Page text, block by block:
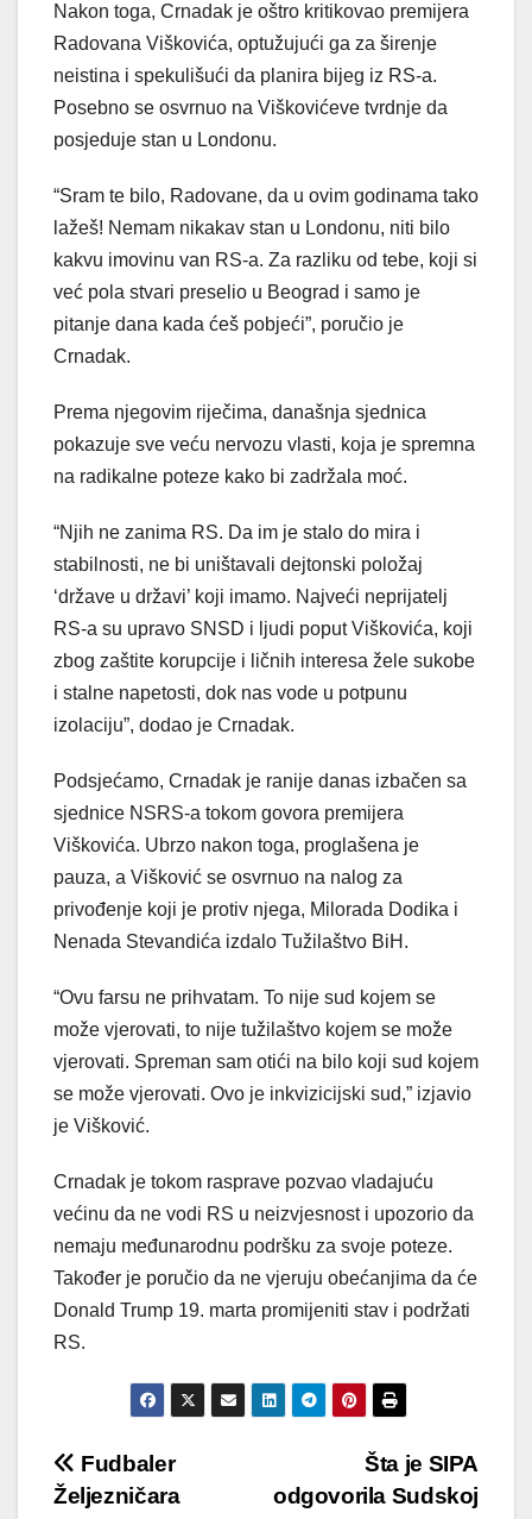
Nakon toga, Crnadak je oštro kritikovao premijera
Radovana Viškovića, optužujući ga za širenje
neistina i spekulišući da planira bijeg iz RS-a.
Posebno se osvrnuo na Viškovićeve tvrdnje da
posjeduje stan u Londonu.
“Sram te bilo, Radovane, da u ovim godinama tako
lažeš! Nemam nikakav stan u Londonu, niti bilo
kakvu imovinu van RS-a. Za razliku od tebe, koji si
već pola stvari preselio u Beograd i samo je
pitanje dana kada ćeš pobjeći”, poručio je
Crnadak.
Prema njegovim riječima, današnja sjednica
pokazuje sve veću nervozu vlasti, koja je spremna
na radikalne poteze kako bi zadržala moć.
“Njih ne zanima RS. Da im je stalo do mira i
stabilnosti, ne bi uništavali dejtonski položaj
‘države u državi’ koji imamo. Najveći neprijatelj
RS-a su upravo SNSD i ljudi poput Viškovića, koji
zbog zaštite korupcije i ličnih interesa žele sukobe
i stalne napetosti, dok nas vode u potpunu
izolaciju”, dodao je Crnadak.
Podsjećamo, Crnadak je ranije danas izbačen sa
sjednice NSRS-a tokom govora premijera
Viškovića. Ubrzo nakon toga, proglašena je
pauza, a Višković se osvrnuo na nalog za
privođenje koji je protiv njega, Milorada Dodika i
Nenada Stevandića izdalo Tužilaštvo BiH.
“Ovu farsu ne prihvatam. To nije sud kojem se
može vjerovati, to nije tužilaštvo kojem se može
vjerovati. Spreman sam otići na bilo koji sud kojem
se može vjerovati. Ovo je inkvizicijski sud,” izjavio
je Višković.
Crnadak je tokom rasprave pozvao vladajuću
većinu da ne vodi RS u neizvjesnost i upozorio da
nemaju međunarodnu podršku za svoje poteze.
Također je poručio da ne vjeruju obećanjima da će
Donald Trump 19. marta promijeniti stav i podržati
RS.
Post
Šta je SIPA
odgovorila Sudskoj
Fudbaler
Željezničara